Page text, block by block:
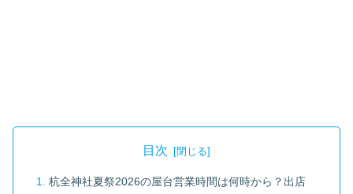
目次
杭全神社夏祭2026の屋台営業時間は何時から？出店